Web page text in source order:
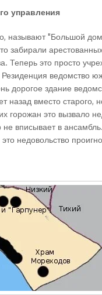
управления
называют "Большой
забирали
Теперь это просто
Резиденция ведомство
дорогое здание
назад вместо старого,
горожан это вызвало
не вписывает в
недовольство